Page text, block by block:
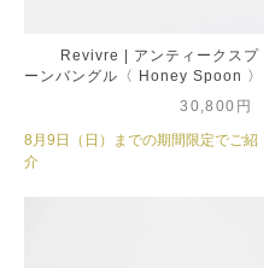
Revivre | アンティークスプ
ーンバングル〈 Honey Spoon 〉
30,800円
8月9日（日）までの期間限定でご紹
介